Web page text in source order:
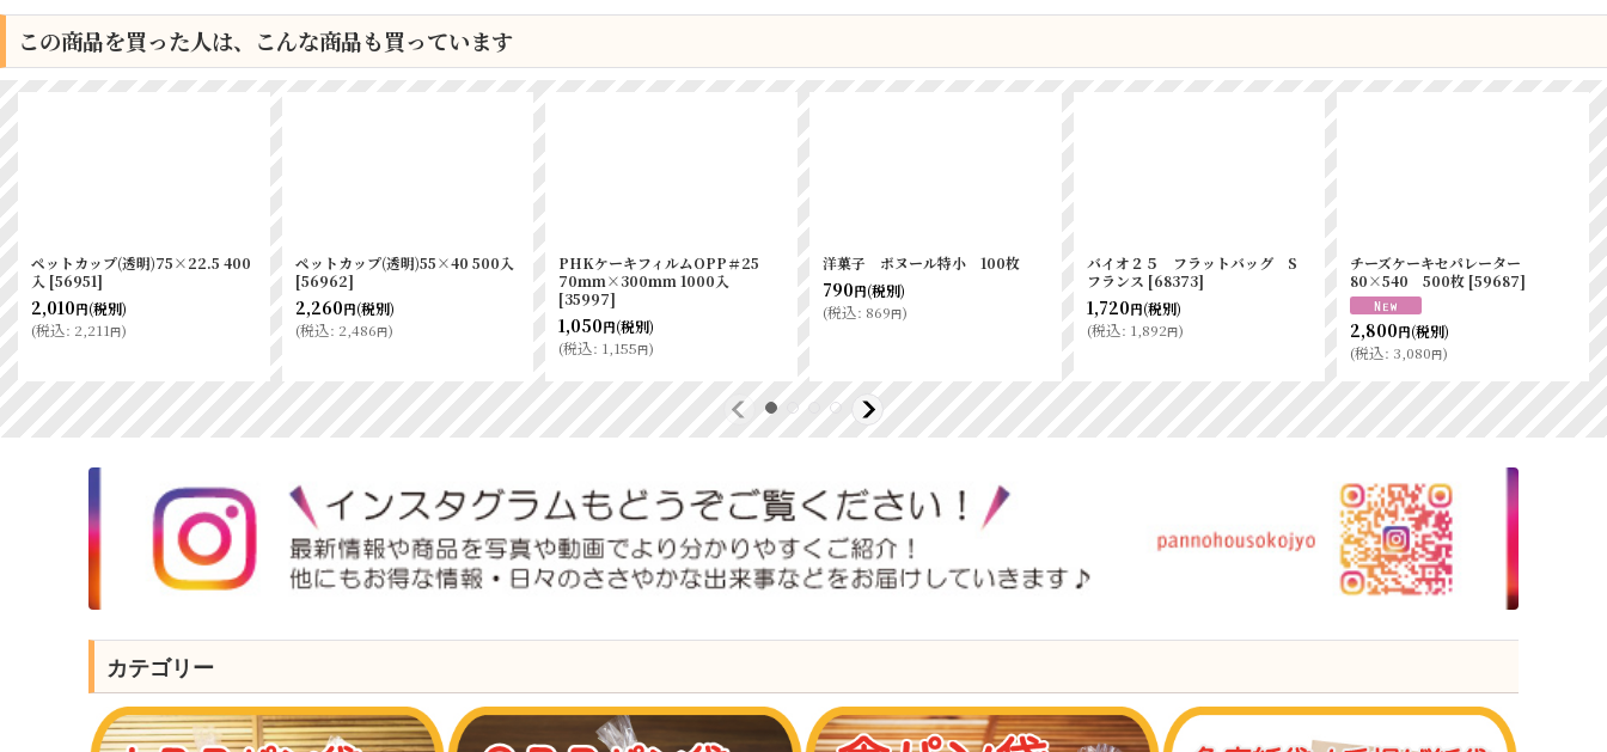
この商品を買った人は、こんな商品も買っています
ペットカップ(透明)75×22.5 400
入 [56951]
2,010円(税別)
(税込: 2,211円)
ペットカップ(透明)55×40 500入
[56962]
2,260円(税別)
(税込: 2,486円)
PHKケーキフィルムOPP＃25
70ｍm×300ｍm 1000入
[35997]
1,050円(税別)
(税込: 1,155円)
洋菓子 ボヌール特小 100枚
790円(税別)
(税込: 869円)
バイオ２５ フラットバッグ S
フランス [68373]
1,720円(税別)
(税込: 1,892円)
チーズケーキセパレーター
80×540 500枚 [59687]
2,800円(税別)
(税込: 3,080円)
カテゴリー